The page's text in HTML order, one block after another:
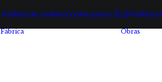
Política de cookiesCookie policy (EU)Política
Fábrica Obras